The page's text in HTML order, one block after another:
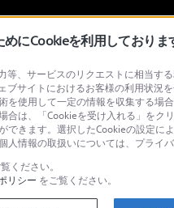
にCookieを利用しておりま
、サービスのリクエストに相当す
サイトにおけるお客様の利用状
を使用して一定の情報を収集する
は、「Cookieを受け入れる」を
できます。選択したCookieの設定
情報の取扱いについては、プライ
ください。
リシー をご覧ください。